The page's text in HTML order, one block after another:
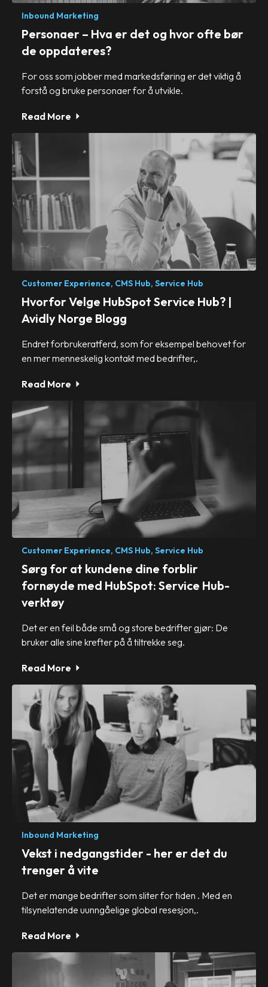
Inbound Marketing
Personaer – Hva er det og hvor ofte bør
de oppdateres?
For oss som jobber med markedsføring er det viktig å
forstå og bruke personaer for å utvikle.
Read More
Customer Experience, CMS Hub, Service Hub
Hvorfor Velge HubSpot Service Hub? |
Avidly Norge Blogg
Endret forbrukeratferd, som for eksempel behovet for
en mer menneskelig kontakt med bedrifter,.
Read More
Customer Experience, CMS Hub, Service Hub
Sørg for at kundene dine forblir
fornøyde med HubSpot: Service Hub-
verktøy
Det er en feil både små og store bedrifter gjør: De
bruker alle sine krefter på å tiltrekke seg.
Read More
Inbound Marketing
Vekst i nedgangstider - her er det du
trenger å vite
Det er mange bedrifter som sliter for tiden . Med en
tilsynelatende uunngåelige global resesjon,.
Read More